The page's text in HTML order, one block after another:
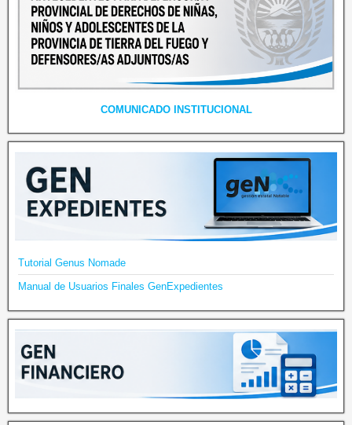
COMUNICADO INSTITUCIONAL
Tutorial Genus Nomade
Manual de Usuarios Finales GenExpedientes